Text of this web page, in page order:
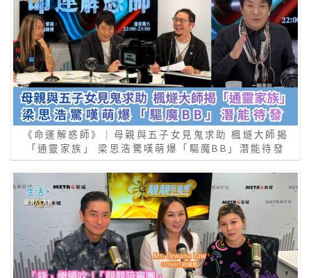
《命運解惑師》｜母親與五子女見鬼求助 楓燧大師揭
「通靈家族」 梁思浩驚嘆萌爆「驅魔BB」潛能待發